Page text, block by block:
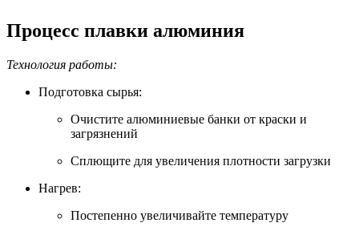
Процесс плавки алюминия
Технология работы:
Подготовка сырья:
Очистите алюминиевые банки от краски и
загрязнений
Сплющите для увеличения плотности загрузки
Нагрев:
Постепенно увеличивайте температуру